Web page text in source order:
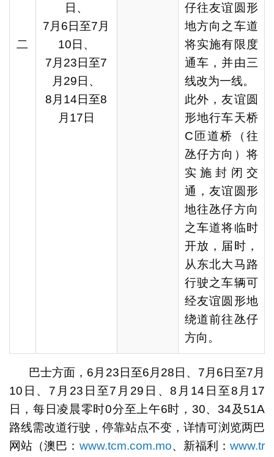
二
日、
7月6日至7月
10日、
7月23日至7
月29日、
8月14日至8
月17日
仔往友谊圆形
地方向之车道
将实施有限度
通车，并由三
线改为一线。
此外，友谊圆
形地行车天桥
C匝道桥（往
氹仔方向）将
实施封闭交
通，友谊圆形
地往氹仔方向
之车道将临时
开放，届时，
从东北大马路
行驶之车辆可
经友谊圆形地
绕道前往氹仔
方向。
巴士方面，6月23日至6月28日、7月6日至7月
10日、7月23日至7月29日、8月14日至8月17
日，每日凌晨零时0分至上午6时，30、34及51A
路线需改道行驶，停靠站点不变，详情可浏览两巴
网站（澳巴： www.tcm.com.mo、新福利：www.tr